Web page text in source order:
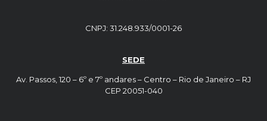
CNPJ: 31.248.933/0001-26
SEDE
Av. Passos, 120 – 6º e 7º andares – Centro – Rio de Janeiro – RJ
CEP 20051-040